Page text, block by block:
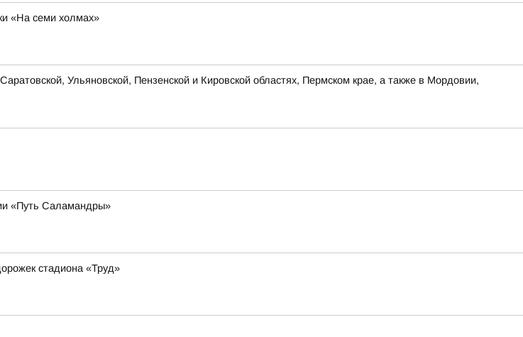
«На семи холмах»
Ульяновской, Пензенской и Кировской областях, Пермском крае, а также в Мордовии,
«Путь Саламандры»
стадиона «Труд»